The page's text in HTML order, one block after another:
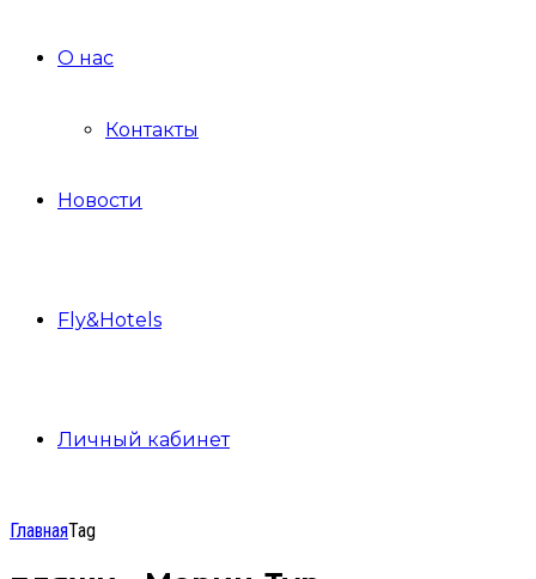
О нас
Контакты
Новости
Fly&Hotels
Личный кабинет
ГлавнаяTag